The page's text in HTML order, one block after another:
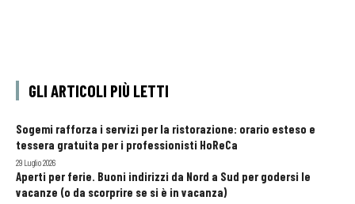
GLI ARTICOLI PIÙ LETTI
Sogemi rafforza i servizi per la ristorazione: orario esteso e
tessera gratuita per i professionisti HoReCa
29 Luglio 2026
Aperti per ferie. Buoni indirizzi da Nord a Sud per godersi le
vacanze (o da scorprire se si è in vacanza)